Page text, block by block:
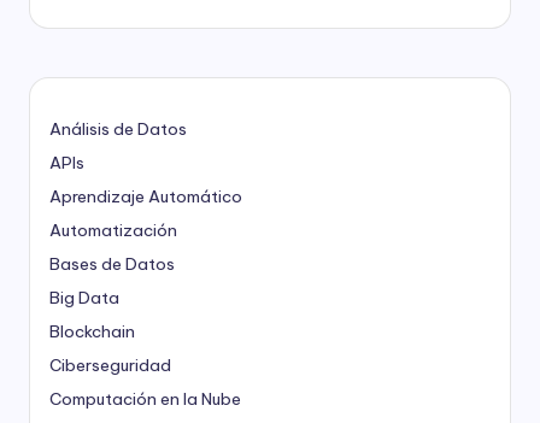
Análisis de Datos
APIs
Aprendizaje Automático
Automatización
Bases de Datos
Big Data
Blockchain
Ciberseguridad
Computación en la Nube